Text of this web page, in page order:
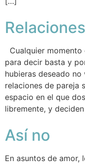
Cualquier
para decir basta y
hubieras deseado no
relaciones de pareja
espacio en el que
libremente, y
Así no
En asuntos de amor,